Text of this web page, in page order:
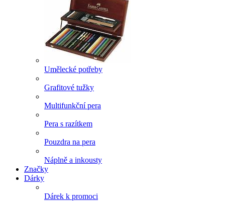
Umělecké potřeby
Grafitové tužky
Multifunkční pera
Pera s razítkem
Pouzdra na pera
Náplně a inkousty
Značky
Dárky
Dárek k promoci